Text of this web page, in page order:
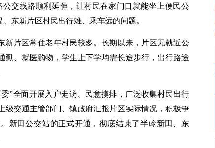
交线路顺利延伸，让村民在家门口就能坐上便民公
东新片区村民出行难、乘车远的问题。
新片区常住老年村民较多。长期以来，片区无就近公
勤、就医购物，学生上下学均需长途步行，出行路途
”全面开展入户走访、民意摸排，广泛收集村民出行
级交通主管部门、镇政府汇报片区实际情况，积极争
新田公交站的正式开通，彻底结束了半岭新田、东